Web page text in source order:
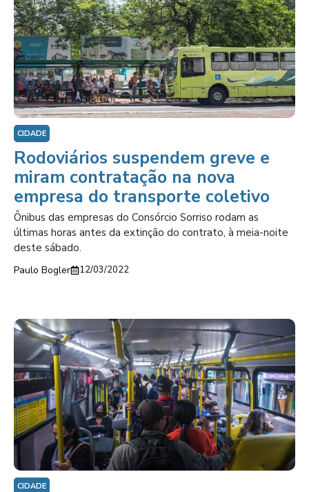
CIDADE
Rodoviários suspendem greve e
miram contratação na nova
empresa do transporte coletivo
Ônibus das empresas do Consórcio Sorriso rodam as
últimas horas antes da extinção do contrato, à meia-noite
deste sábado.
Paulo Bogler 12/03/2022
CIDADE